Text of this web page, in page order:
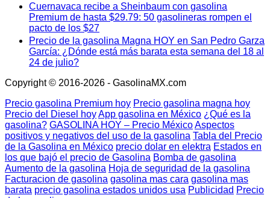
Cuernavaca recibe a Sheinbaum con gasolina
Premium de hasta $29.79: 50 gasolineras rompen el
pacto de los $27
Precio de la gasolina Magna HOY en San Pedro Garza
García: ¿Dónde está más barata esta semana del 18 al
24 de julio?
Copyright © 2016-2026 - GasolinaMX.com
Precio gasolina Premium hoy Precio gasolina magna hoy
Precio del Diesel hoyApp gasolina en México ¿Qué es la
gasolina? GASOLINA HOY – Precio MéxicoAspectos
positivos y negativos del uso de la gasolina Tabla del Precio
de la Gasolina en México precio dolar en elektra Estados en
los que bajó el precio de Gasolina Bomba de gasolina
Aumento de la gasolina Hoja de seguridad de la gasolina
Facturacion de gasolina gasolina mas cara gasolina mas
barata precio gasolina estados unidos usa Publicidad Precio